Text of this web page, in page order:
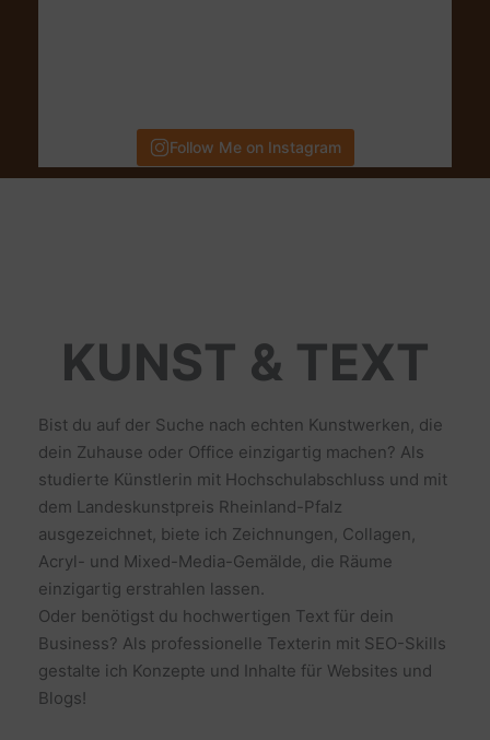
Follow Me on Instagram
KUNST & TEXT
Bist du auf der Suche nach echten Kunstwerken, die
dein Zuhause oder Office einzigartig machen? Als
studierte Künstlerin mit Hochschulabschluss und mit
dem Landeskunstpreis Rheinland-Pfalz
ausgezeichnet, biete ich Zeichnungen, Collagen,
Acryl- und Mixed-Media-Gemälde, die Räume
einzigartig erstrahlen lassen.
Oder benötigst du hochwertigen Text für dein
Business? Als professionelle Texterin mit SEO-Skills
gestalte ich Konzepte und Inhalte für Websites und
Blogs!